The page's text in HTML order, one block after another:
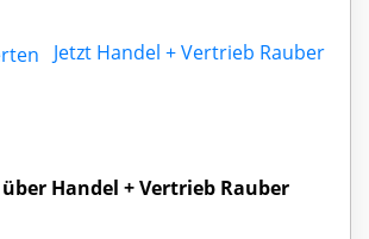
Jetzt Handel + Vertrieb Rauber
Handel + Vertrieb Rauber